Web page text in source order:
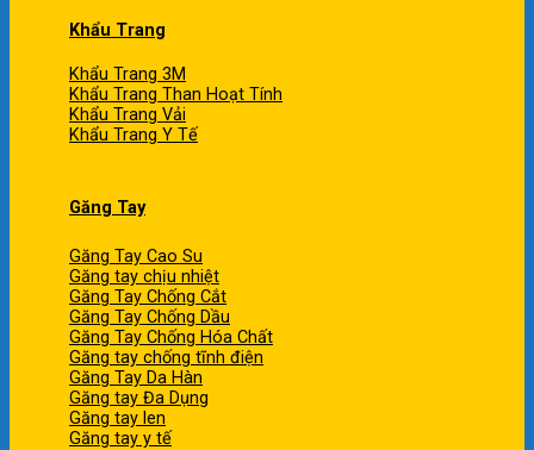
Khẩu Trang
Khẩu Trang 3M
Khẩu Trang Than Hoạt Tính
Khẩu Trang Vải
Khẩu Trang Y Tế
Găng Tay
Găng Tay Cao Su
Găng tay chịu nhiệt
Găng Tay Chống Cắt
Găng Tay Chống Dầu
Găng Tay Chống Hóa Chất
Găng tay chống tĩnh điện
Găng Tay Da Hàn
Găng tay Đa Dụng
Găng tay len
Găng tay y tế